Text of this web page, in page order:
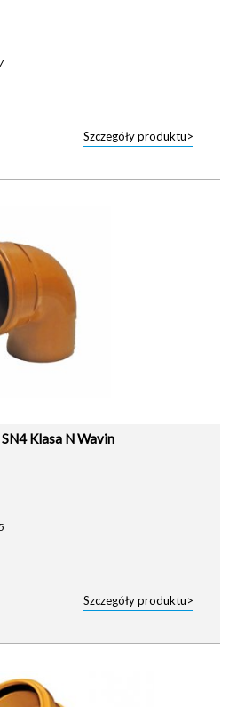
Szczegóły produktu>
Klasa N Wavin
Szczegóły produktu>